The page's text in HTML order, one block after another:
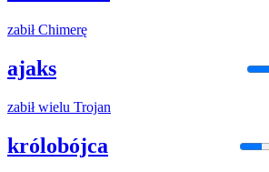
zabiłChimerę
ajaks
zabiłwielu Trojan
królobójca